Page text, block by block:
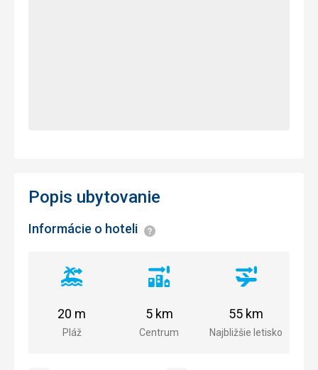
Popis ubytovanie
Informácie o hoteli Informácie
Vzdialenosť
pláže
Pláž
20 m
Vzdialenosť
centra
Centrum
5 km
Vzdialenosť
letiska
Najbližšie letisko
55 km